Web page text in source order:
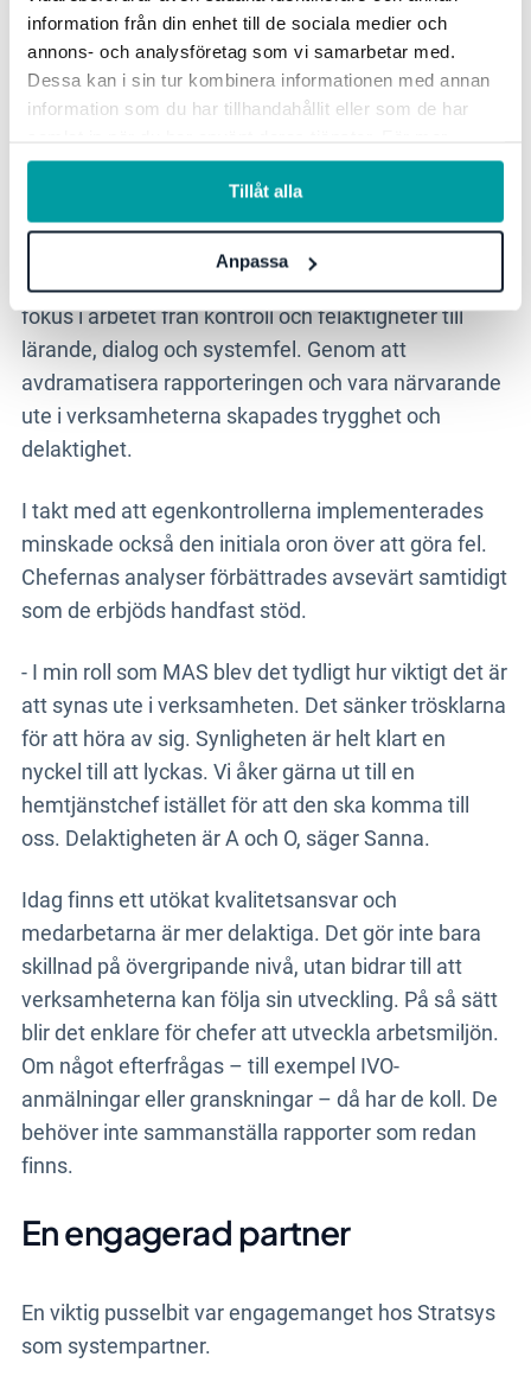
information från din enhet till de sociala medier och
annons- och analysföretag som vi samarbetar med.
Dessa kan i sin tur kombinera informationen med annan
information som du har tillhandahållit eller som de har
information, se vårintegritetspolicy.
Tillåt alla
Anpassa
Ett centralt ingångsvärde handlade om att skifta
fokus i arbetet. Med kvalitetsråden ökade
engagemanget i organisationen. Istället för att
cheferna skulle kontrollera kvaliteten lades arbetet
om till egenkontroller av medarbetarna själva –
direkt i Stratsys.
Ett centralt ingångsvärde handlade om att skifta
fokus i arbetet från kontroll och felaktigheter till
lärande, dialog och systemfel. Genom att
avdramatisera rapporteringen och vara närvarande
ute i verksamheterna skapades trygghet och
delaktighet.
I takt med att egenkontrollerna implementerades
minskade också den initiala oron över att göra fel.
Chefernas analyser förbättrades avsevärt samtidigt
som de erbjöds handfast stöd.
- I min roll som MAS blev det tydligt hur viktigt det är
att synas ute i verksamheten. Det sänker trösklarna
för att höra av sig. Synligheten är helt klart en
nyckel till att lyckas. Vi åker gärna ut till en
hemtjänstchef istället för att den ska komma till
oss. Delaktigheten är A och O, säger Sanna.
Idag finns ett utökat kvalitetsansvar och
medarbetarna är mer delaktiga. Det gör inte bara
skillnad på övergripande nivå, utan bidrar till att
verksamheterna kan följa sin utveckling. På så sätt
blir det enklare för chefer att utveckla arbetsmiljön.
Om något efterfrågas – till exempel IVO-
anmälningar eller granskningar – då har de koll. De
behöver inte sammanställa rapporter som redan
finns.
En engagerad partner
En viktig pusselbit var engagemanget hos Stratsys
som systempartner.